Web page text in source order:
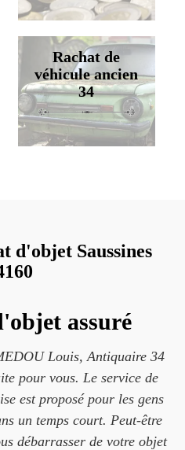
Rachat de
véhicule ancien
34
d'objet Saussines
assuré
Louis, Antiquaire 34
pour vous. Le service de
est proposé pour les gens
un temps court. Peut-être
débarrasser de votre objet